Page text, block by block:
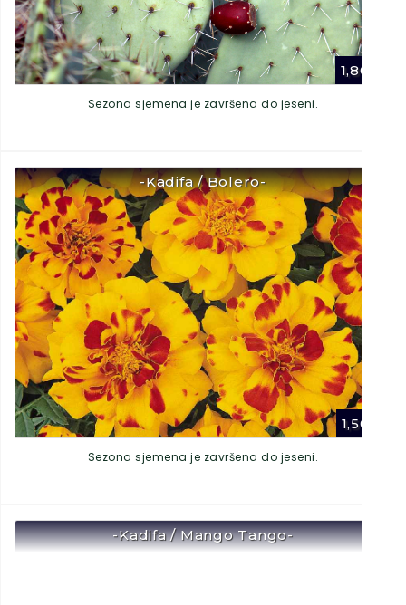
1,80
Sezona sjemena je završena do jeseni.
-Kadifa / Bolero-
1,50
Sezona sjemena je završena do jeseni.
-Kadifa / Mango Tango-